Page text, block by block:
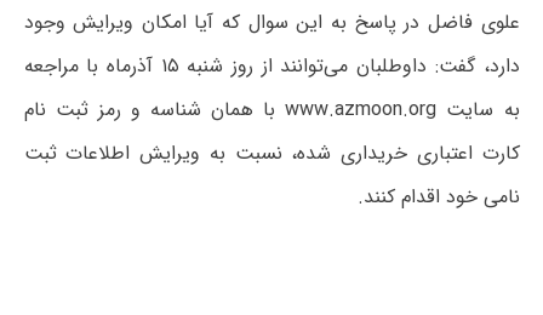
علوی فاضل در پاسخ به این سوال که آیا امکان ویرایش وجود
دارد، گفت: داوطلبان می‌توانند از روز شنبه ۱۵ آذرماه با مراجعه
به سایت www.azmoon.org با همان شناسه و رمز ثبت نام
کارت اعتباری خریداری شده، نسبت به ویرایش اطلاعات ثبت
نامی خود اقدام کنند.